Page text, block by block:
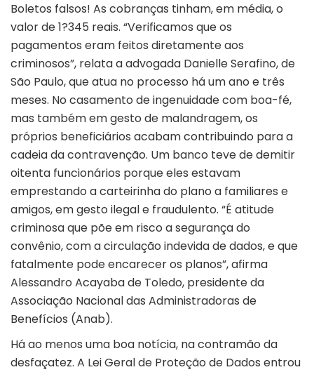
Boletos falsos! As cobranças tinham, em média, o
valor de 1?345 reais. “Verificamos que os
pagamentos eram feitos diretamente aos
criminosos”, relata a advogada Danielle Serafino, de
São Paulo, que atua no processo há um ano e três
meses. No casamento de ingenuidade com boa-fé,
mas também em gesto de malandragem, os
próprios beneficiários acabam contribuindo para a
cadeia da contravenção. Um banco teve de demitir
oitenta funcionários porque eles estavam
emprestando a carteirinha do plano a familiares e
amigos, em gesto ilegal e fraudulento. “É atitude
criminosa que põe em risco a segurança do
convênio, com a circulação indevida de dados, e que
fatalmente pode encarecer os planos”, afirma
Alessandro Acayaba de Toledo, presidente da
Associação Nacional das Administradoras de
Benefícios (Anab).
Há ao menos uma boa notícia, na contramão da
desfaçatez. A Lei Geral de Proteção de Dados entrou